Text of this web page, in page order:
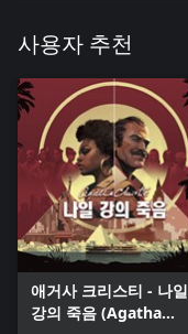
사용자 추천
애거사 크리스티 - 나일
강의 죽음 (Agatha